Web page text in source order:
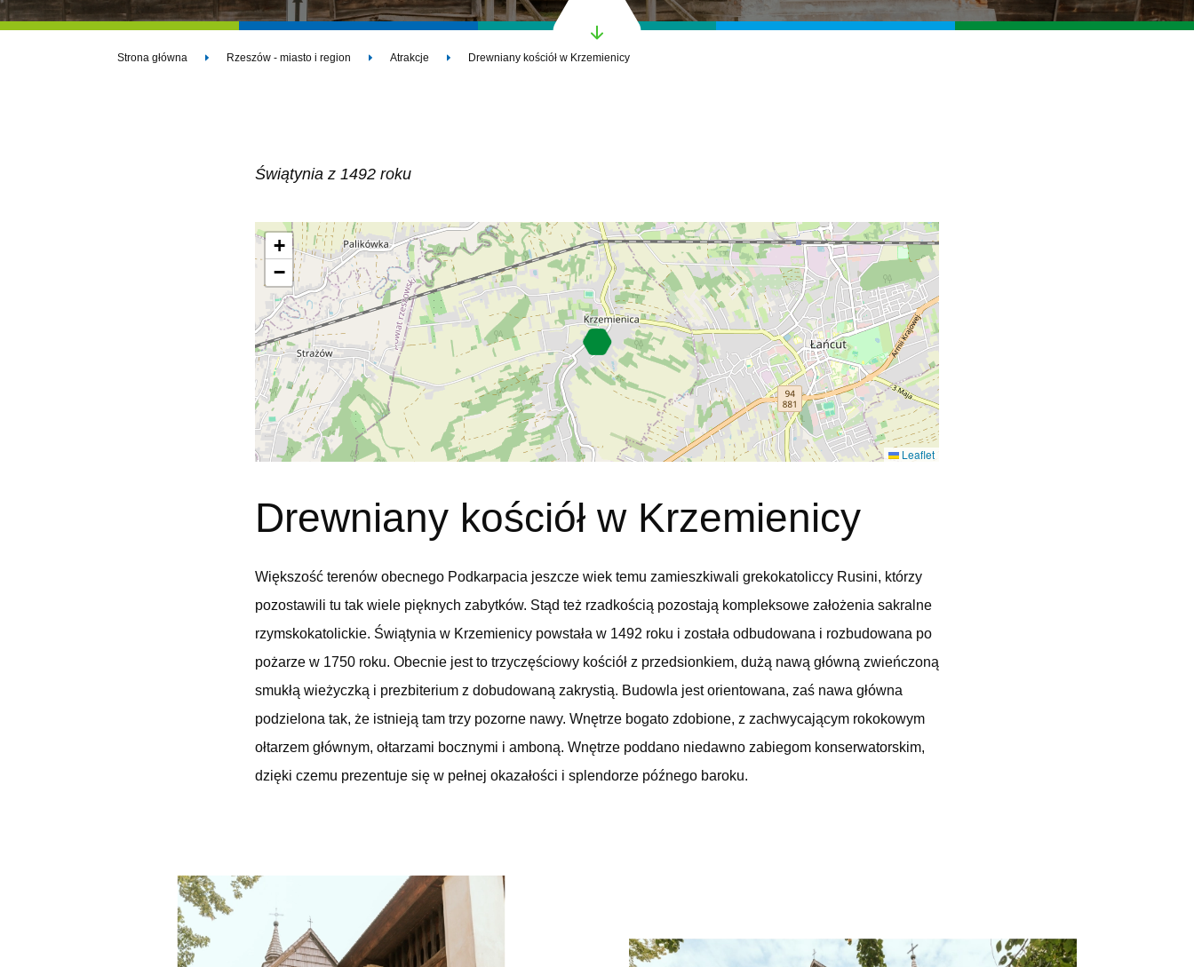
Strona główna Rzeszów - miasto i region Atrakcje Drewniany kościół w Krzemienicy
Świątynia z 1492 roku
+
−
Leaflet
Drewniany kościół w Krzemienicy
Większość terenów obecnego Podkarpacia jeszcze wiek temu zamieszkiwali grekokatoliccy Rusini, którzy
pozostawili tu tak wiele pięknych zabytków. Stąd też rzadkością pozostają kompleksowe założenia sakralne
rzymskokatolickie. Świątynia w Krzemienicy powstała w 1492 roku i została odbudowana i rozbudowana po
pożarze w 1750 roku. Obecnie jest to trzyczęściowy kościół z przedsionkiem, dużą nawą główną zwieńczoną
smukłą wieżyczką i prezbiterium z dobudowaną zakrystią. Budowla jest orientowana, zaś nawa główna
podzielona tak, że istnieją tam trzy pozorne nawy. Wnętrze bogato zdobione, z zachwycającym rokokowym
ołtarzem głównym, ołtarzami bocznymi i amboną. Wnętrze poddano niedawno zabiegom konserwatorskim,
dzięki czemu prezentuje się w pełnej okazałości i splendorze późnego baroku.